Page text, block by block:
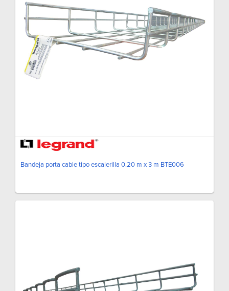
Bandeja porta cable tipo escalerilla 0.20 m x 3 m BTE006